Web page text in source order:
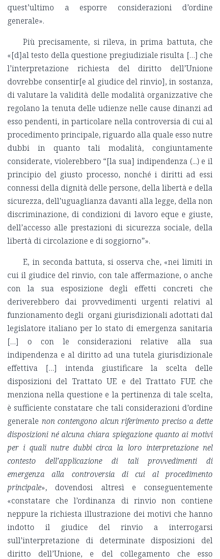
quest’ultimo a esporre considerazioni d’ordine
generale».
Più precisamente, si rileva, in prima battuta, che
«[d]al testo della questione pregiudiziale risulta […] che
l’interpretazione richiesta del diritto dell’Unione
dovrebbe consentir[e al giudice del rinvio], in sostanza,
di valutare la validità delle modalità organizzative che
regolano la tenuta delle udienze nelle cause dinanzi ad
esso pendenti, in particolare nella controversia di cui al
procedimento principale, riguardo alla quale esso nutre
dubbi in quanto tali modalità, congiuntamente
considerate, violerebbero “[la sua] indipendenza (...) e il
principio del giusto processo, nonché i diritti ad essi
connessi della dignità delle persone, della libertà e della
sicurezza, dell’uguaglianza davanti alla legge, della non
discriminazione, di condizioni di lavoro eque e giuste,
dell’accesso alle prestazioni di sicurezza sociale, della
libertà di circolazione e di soggiorno”».
E, in seconda battuta, si osserva che, «nei limiti in
cui il giudice del rinvio, con tale affermazione, o anche
con la sua esposizione degli effetti concreti che
deriverebbero dai provvedimenti urgenti relativi al
funzionamento degli organi giurisdizionali adottati dal
legislatore italiano per lo stato di emergenza sanitaria
[…] o con le considerazioni relative alla sua
indipendenza e al diritto ad una tutela giurisdizionale
effettiva […] intenda giustificare la scelta delle
disposizioni del Trattato UE e del Trattato FUE che
menziona nella questione e la pertinenza di tale scelta,
è sufficiente constatare che tali considerazioni d’ordine
generale non contengono alcun riferimento preciso a dette
disposizioni né alcuna chiara spiegazione quanto ai motivi
per i quali nutre dubbi circa la loro interpretazione nel
contesto dell’applicazione di tali provvedimenti di
emergenza alla controversia di cui al procedimento
principale», dovendosi altresì e conseguentemente
«constatare che l’ordinanza di rinvio non contiene
neppure la richiesta illustrazione dei motivi che hanno
indotto il giudice del rinvio a interrogarsi
sull’interpretazione di determinate disposizioni del
diritto dell’Unione, e del collegamento che esso